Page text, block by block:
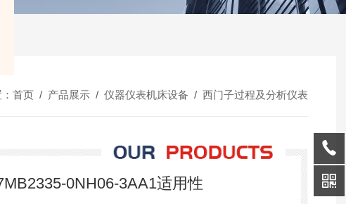
首页 / 产品展示 / 仪器仪表机床设备 / 西门子过程及分析仪表
0NH06-3AA1适用性